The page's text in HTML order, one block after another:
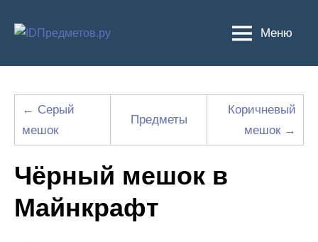
Меню
← Серый
мешок
Предметы
Коричневый
мешок →
Чёрный мешок в
Майнкрафт